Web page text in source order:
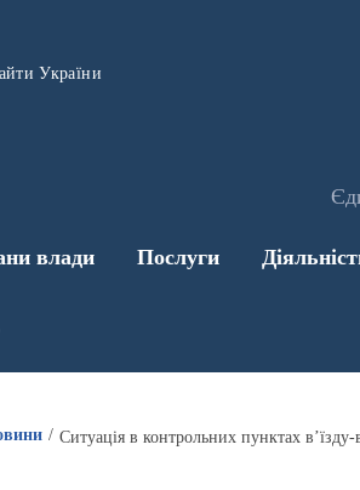
України
влади Послуги
Ситуація в контрольних пунктах